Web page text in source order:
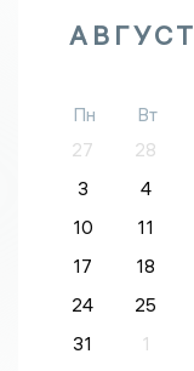
АВГУСТ
Пн Вт
27
28
3
4
10
11
17
18
24
25
31
1